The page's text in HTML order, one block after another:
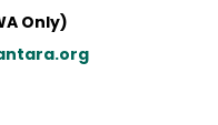
Only)